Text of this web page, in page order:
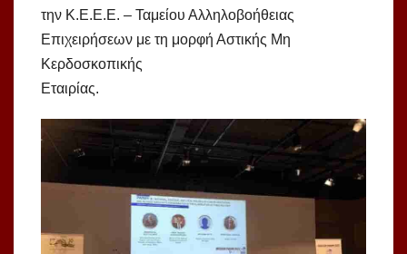
την Κ.Ε.Ε.Ε. – Ταμείου Αλληλοβοήθειας
Επιχειρήσεων με τη μορφή Αστικής Μη
Κερδοσκοπικής
Εταιρίας.